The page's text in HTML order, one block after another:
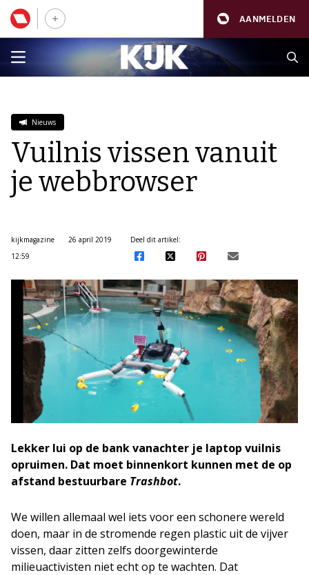
AANMELDEN
Nieuws
Vuilnis vissen vanuit
je webbrowser
kijkmagazine
26 april 2019
12:59
Deel dit artikel:
Lekker lui op de bank vanachter je laptop vuilnis
opruimen. Dat moet binnenkort kunnen met de op
afstand bestuurbare Trashbot.
We willen allemaal wel iets voor een schonere wereld
doen, maar in de stromende regen plastic uit de vijver
vissen, daar zitten zelfs doorgewinterde
milieuactivisten niet echt op te wachten. Dat